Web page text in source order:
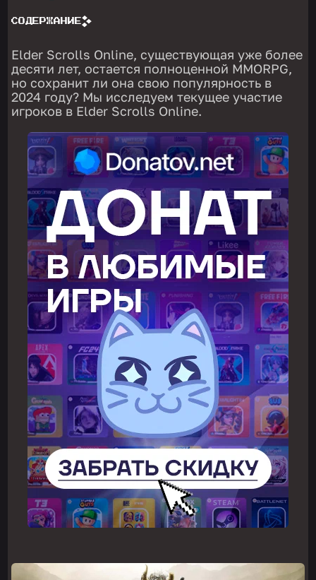
СОДЕРЖАНИЕ
Elder Scrolls Online, существующая уже более
десяти лет, остается полноценной MMORPG,
но сохранит ли она свою популярность в
2024 году? Мы исследуем текущее участие
игроков в Elder Scrolls Online.